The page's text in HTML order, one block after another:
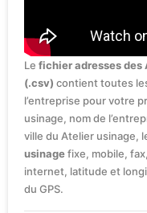
Le fichier adresses des
(.csv) contient toutes
l’entreprise pour votre
usinage, nom de
ville du Atelier usinage,
usinagefixe, mobile, fax,
internet, latitude et
du GPS.